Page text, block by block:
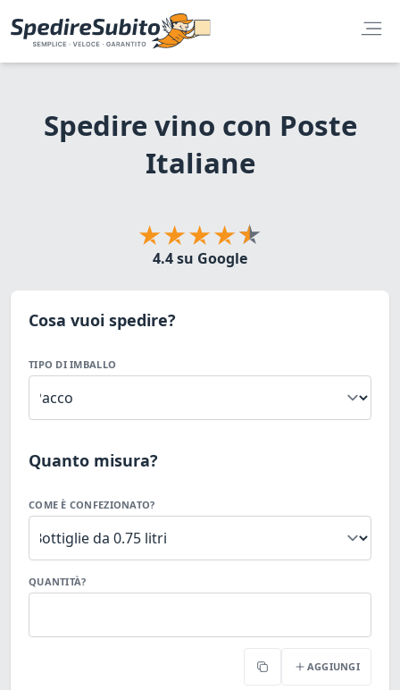
Spedire vino con Poste
Italiane
4.4 su Google
Cosa vuoi spedire?
TIPO DI IMBALLO
Quanto misura?
COME È CONFEZIONATO?
QUANTITÀ?
Copia AGGIUNGI